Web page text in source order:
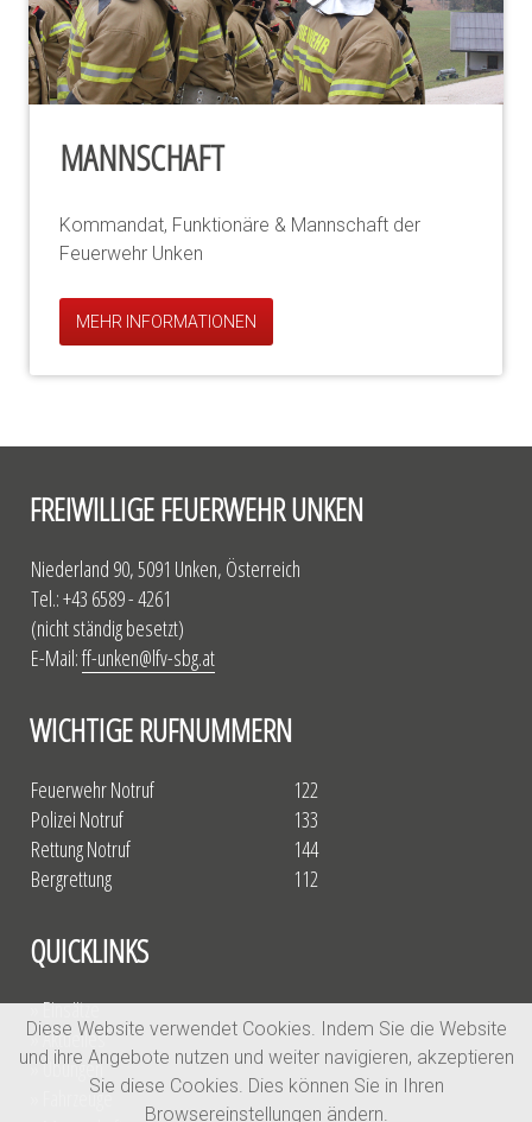
MANNSCHAFT
Kommandat, Funktionäre & Mannschaft der
Feuerwehr Unken
MEHR INFORMATIONEN
FREIWILLIGE FEUERWEHR UNKEN
Niederland 90, 5091 Unken, Österreich
Tel.: +43 6589 - 4261
(nicht ständig besetzt)
E-Mail:ff-unken@lfv-sbg.at
WICHTIGE RUFNUMMERN
Feuerwehr Notruf
Polizei Notruf
Rettung Notruf
Bergrettung
122
133
144
112
QUICKLINKS
» Einsätze
» Aktuelles
» Übungen
» Fahrzeuge
Diese Website verwendet Cookies. Indem Sie die Website
und ihre Angebote nutzen und weiter navigieren, akzeptieren
Sie diese Cookies. Dies können Sie in Ihren
Browsereinstellungen ändern.